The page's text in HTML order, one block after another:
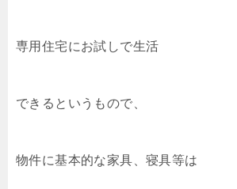
専用住宅にお試しで生活
できるというもので、
物件に基本的な家具、寝具等は